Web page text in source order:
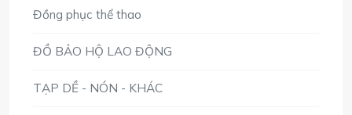
Đồng phục thể thao
ĐỒ BẢO HỘ LAO ĐỘNG
TẠP DỀ - NÓN - KHÁC